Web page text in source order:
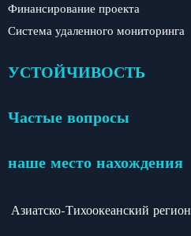
Финансирование проекта
Система удаленного мониторинга
УСТОЙЧИВОСТЬ
Частые вопросы
наше место нахождения
Азиатско-Тихоокеанский регион